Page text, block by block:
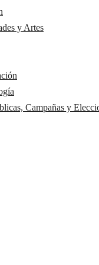
y Artes
Campañas y